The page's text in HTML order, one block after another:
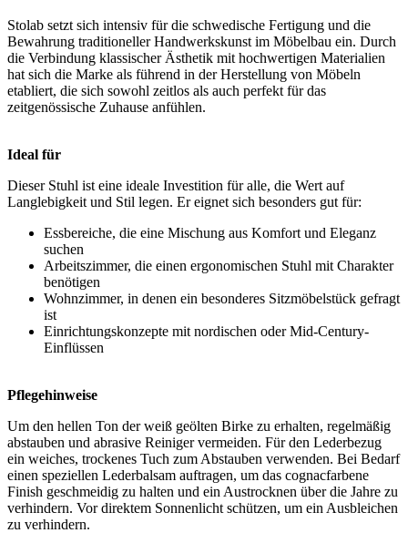
Stolab setzt sich intensiv für die schwedische Fertigung und die
Bewahrung traditioneller Handwerkskunst im Möbelbau ein. Durch
die Verbindung klassischer Ästhetik mit hochwertigen Materialien
hat sich die Marke als führend in der Herstellung von Möbeln
etabliert, die sich sowohl zeitlos als auch perfekt für das
zeitgenössische Zuhause anfühlen.
Ideal für
Dieser Stuhl ist eine ideale Investition für alle, die Wert auf
Langlebigkeit und Stil legen. Er eignet sich besonders gut für:
Essbereiche, die eine Mischung aus Komfort und Eleganz
suchen
Arbeitszimmer, die einen ergonomischen Stuhl mit Charakter
benötigen
Wohnzimmer, in denen ein besonderes Sitzmöbelstück gefragt
ist
Einrichtungskonzepte mit nordischen oder Mid-Century-
Einflüssen
Pflegehinweise
Um den hellen Ton der weiß geölten Birke zu erhalten, regelmäßig
abstauben und abrasive Reiniger vermeiden. Für den Lederbezug
ein weiches, trockenes Tuch zum Abstauben verwenden. Bei Bedarf
einen speziellen Lederbalsam auftragen, um das cognacfarbene
Finish geschmeidig zu halten und ein Austrocknen über die Jahre zu
verhindern. Vor direktem Sonnenlicht schützen, um ein Ausbleichen
zu verhindern.